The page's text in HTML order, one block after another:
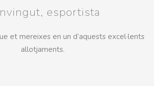
esportista
et mereixes en un d’aquests excel·lents
allotjaments.